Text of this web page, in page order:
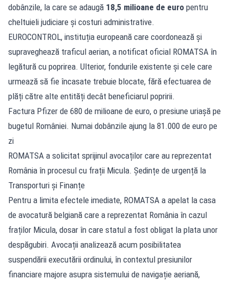
dobânzile, la care se adaugă 18,5 milioane de euro pentru
cheltuieli judiciare și costuri administrative.
EUROCONTROL, instituția europeană care coordonează și
supraveghează traficul aerian, a notificat oficial ROMATSA în
legătură cu poprirea. Ulterior, fondurile existente și cele care
urmează să fie încasate trebuie blocate, fără efectuarea de
plăți către alte entități decât beneficiarul popririi.
Factura Pfizer de 680 de milioane de euro, o presiune uriașă pe
bugetul României. Numai dobânzile ajung la 81.000 de euro pe
zi
ROMATSA a solicitat sprijinul avocaților care au reprezentat
România în procesul cu frații Micula. Ședințe de urgență la
Transporturi și Finanțe
Pentru a limita efectele imediate, ROMATSA a apelat la casa
de avocatură belgiană care a reprezentat România în cazul
fraților Micula, dosar în care statul a fost obligat la plata unor
despăgubiri. Avocații analizează acum posibilitatea
suspendării executării ordinului, în contextul presiunilor
financiare majore asupra sistemului de navigație aeriană,